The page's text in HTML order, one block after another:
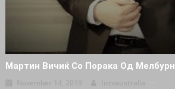
Мартин Вичиќ Со Порака Од Мелбурн